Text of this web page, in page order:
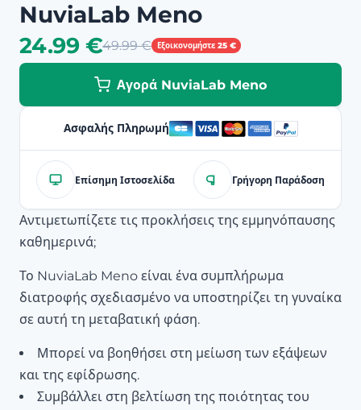
NuviaLab Meno
24.99 €49.99 € Εξοικονομήστε 25 €
Αγορά NuviaLab Meno
Ασφαλής Πληρωμή
Επίσημη Ιστοσελίδα Γρήγορη Παράδοση
Αντιμετωπίζετε τις προκλήσεις της εμμηνόπαυσης
καθημερινά;
Το NuviaLab Meno είναι ένα συμπλήρωμα
διατροφής σχεδιασμένο να υποστηρίζει τη γυναίκα
σε αυτή τη μεταβατική φάση.
Μπορεί να βοηθήσει στη μείωση των εξάψεων
και της εφίδρωσης.
Συμβάλλει στη βελτίωση της ποιότητας του